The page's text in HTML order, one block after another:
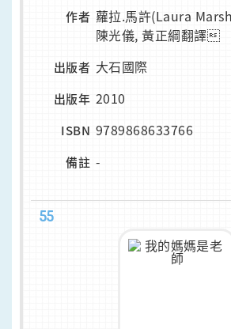
作者 蘿拉.馬許(Laura
陳光儀, 黃正綱翻譯
出版者 大石國際
出版年 2010
ISBN 9789868633766
備註 -
55